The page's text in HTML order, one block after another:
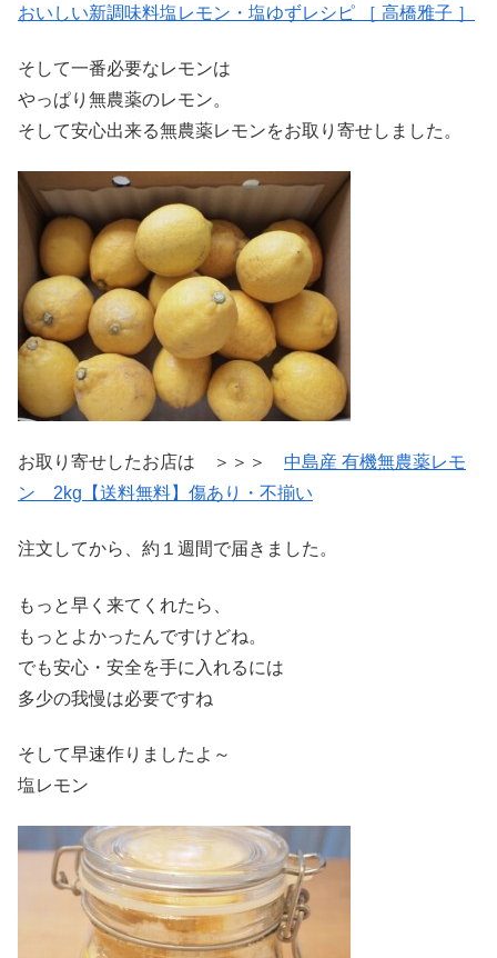
おいしい新調味料塩レモン・塩ゆずレシピ ［ 高橋雅子 ］
そして一番必要なレモンは
やっぱり無農薬のレモン。
そして安心出来る無農薬レモンをお取り寄せしました。
お取り寄せしたお店は ＞＞＞ 中島産 有機無農薬レモ
ン 2kg【送料無料】傷あり・不揃い
注文してから、約１週間で届きました。
もっと早く来てくれたら、
もっとよかったんですけどね。
でも安心・安全を手に入れるには
多少の我慢は必要ですね
そして早速作りましたよ～
塩レモン